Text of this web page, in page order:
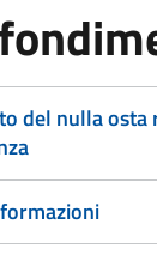
del nulla osta